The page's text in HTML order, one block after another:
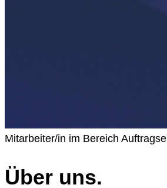
Mitarbeiter/in im Bereich
Über uns.